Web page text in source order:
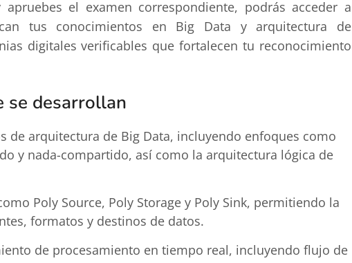
el examen correspondiente, podrás acceder a
tus conocimientos en Big Data y arquitectura de
digitales verificables que fortalecen tu reconocimiento
se desarrollan
de arquitectura de Big Data, incluyendo enfoques como
y nada-compartido, así como la arquitectura lógica de
Poly Source, Poly Storage y Poly Sink, permitiendo la
formatos y destinos de datos.
de procesamiento en tiempo real, incluyendo flujo de